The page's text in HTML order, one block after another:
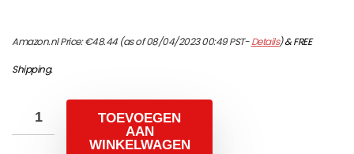
Amazon.nl Price:€48.44(as of 08/04/2023 00:49 PST-Details)&FREE
Shipping.
TOEVOEGEN
AAN
WINKELWAGEN